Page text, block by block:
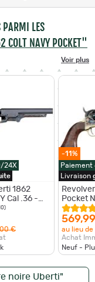
PARMI LES
COLT NAVY POCKET"
Voir plus
24X
1862
Cal .36 -
€
-11%
Livraison
Pocket
au lieu de
Achat
Neuf -
noire Uberti"